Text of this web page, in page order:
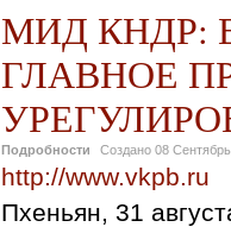
МИД КНДР:
ГЛАВНОЕ
Подробности Создано 08
http://www.vkpb.ru
Пхеньян, 31